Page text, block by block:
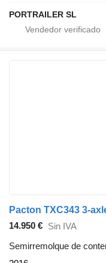
PORTRAILER SL
14.950 € Sin IVA
Semirremolque de